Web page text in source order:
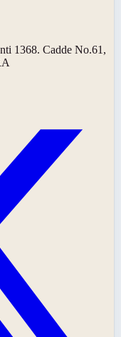
1368. Cadde No.61,